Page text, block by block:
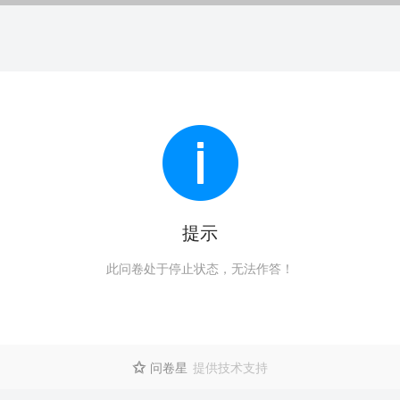
提示
此问卷处于停止状态，无法作答！
 问卷星 提供技术支持